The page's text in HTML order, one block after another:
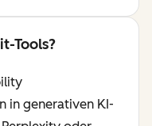
Tools?
in generativen KI-